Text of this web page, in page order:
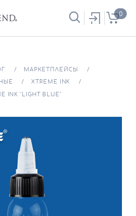
0
МАРКЕТПЛЕЙСЫ
XTREME INK
INK "LIGHT BLUE"